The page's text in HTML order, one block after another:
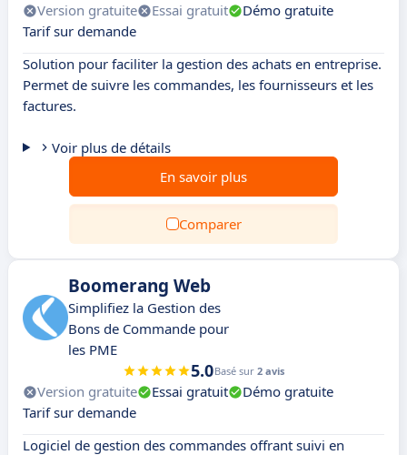
Version gratuite Essai gratuit
Démo gratuite
Tarif sur demande
Solution pour faciliter la gestion des achats en entreprise.
Permet de suivre les commandes, les fournisseurs et les
factures.
Voir plus de détails
En savoir plus
Comparer
Boomerang Web
Simplifiez la Gestion des
Bons de Commande pour
les PME
5.0Basé sur 2 avis
Version gratuite Essai gratuit
Démo gratuite
Tarif sur demande
Logiciel de gestion des commandes offrant suivi en